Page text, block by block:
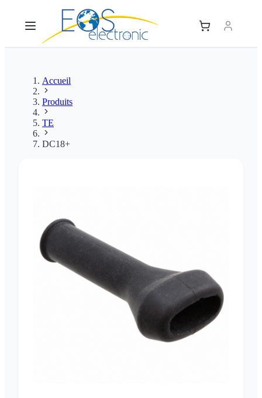
Accueil
Produits
TE
DC18+